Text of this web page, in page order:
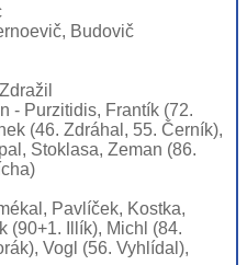
Budovič
- Purzitidis, Frantík (72.
(46. Zdráhal, 55. Černík),
Stoklasa, Zeman (86.
Pavlíček, Kostka,
(90+1. Illík), Michl (84.
Vogl (56. Vyhlídal),